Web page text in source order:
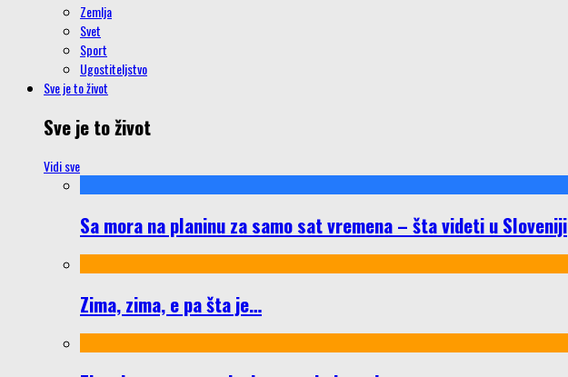
Zemlja
Svet
Sport
Ugostiteljstvo
Sve je to život
Sve je to život
Vidi sve
Sa mora na planinu za samo sat vremena – šta videti u Sloveniji
Zima, zima, e pa šta je…